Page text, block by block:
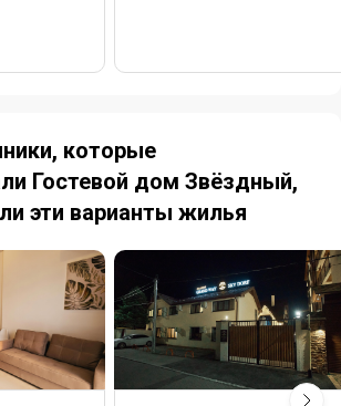
которые
Гостевой дом Звёздный,
эти варианты жилья